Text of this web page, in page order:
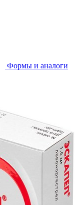
Формы и аналоги